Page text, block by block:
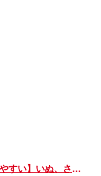
【小さな子も読みやすい】いぬ、さる、うさぎ、ゴリラにあひる…動物たちのまねっこできるかな？『まねまねっこ』発売中！